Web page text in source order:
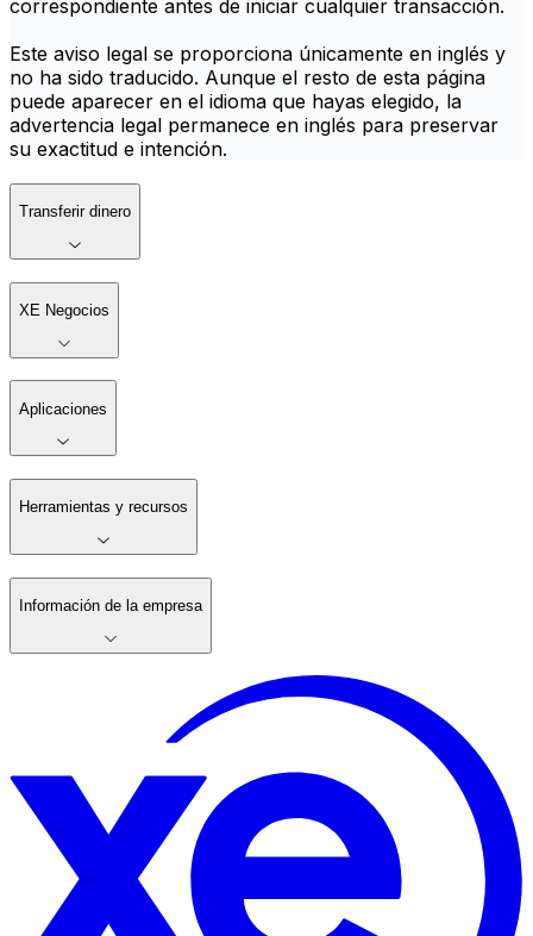
correspondiente antes de iniciar cualquier transacción.
Este aviso legal se proporciona únicamente en inglés y
no ha sido traducido. Aunque el resto de esta página
puede aparecer en el idioma que hayas elegido, la
advertencia legal permanece en inglés para preservar
su exactitud e intención.
Transferir dinero
XE Negocios
Aplicaciones
Herramientas y recursos
Información de la empresa